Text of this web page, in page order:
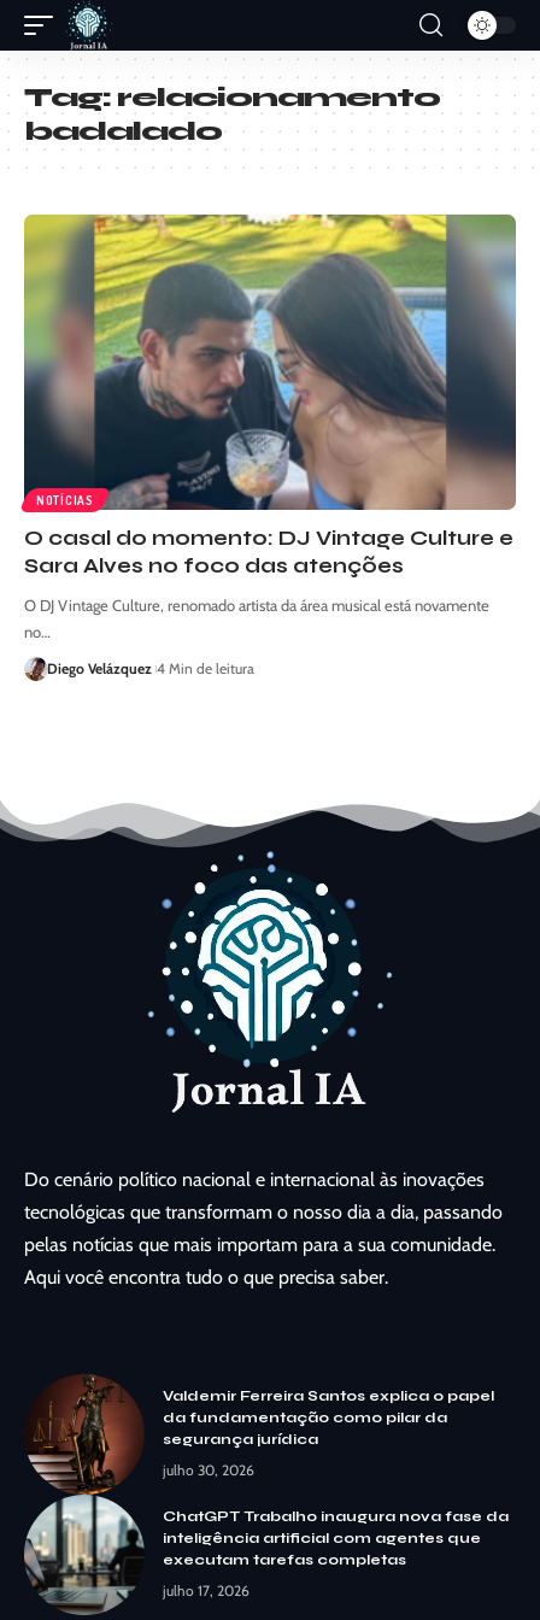
Tag:relacionamento
badalado
NOTÍCIAS
O casal do momento: DJ Vintage Culture e
Sara Alves no foco das atenções
O DJ Vintage Culture, renomado artista da área musical está novamente
no…
Diego Velázquez 4 Min de leitura
Do cenário político nacional e internacional às inovações
tecnológicas que transformam o nosso dia a dia, passando
pelas notícias que mais importam para a sua comunidade.
Aqui você encontra tudo o que precisa saber.
Valdemir Ferreira Santos explica o papel
da fundamentação como pilar da
segurança jurídica
julho 30, 2026
ChatGPT Trabalho inaugura nova fase da
inteligência artificial com agentes que
executam tarefas completas
julho 17, 2026